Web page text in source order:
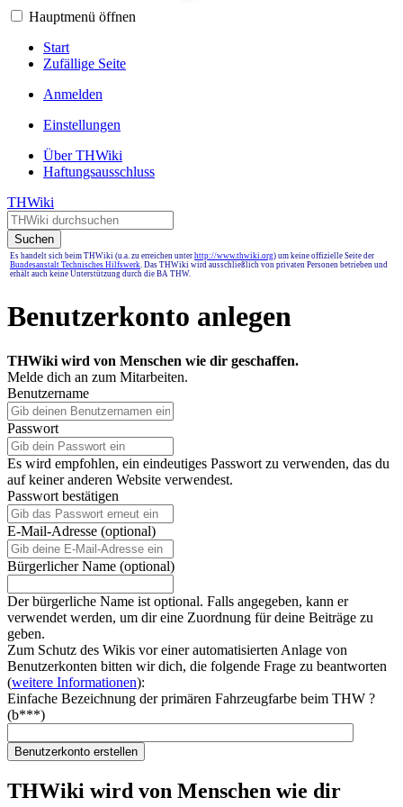
Hauptmenü öffnen
Start
Zufällige Seite
Anmelden
Einstellungen
Über THWiki
Haftungsausschluss
THWiki
Suchen
Es handelt sich beim THWiki (u.a. zu erreichen unter http://www.thwiki.org) um keine offizielle Seite der
Bundesanstalt Technisches Hilfswerk. Das THWiki wird ausschließlich von privaten Personen betrieben und
erhält auch keine Unterstützung durch die BA THW.
Benutzerkonto anlegen
THWiki wird von Menschen wie dir geschaffen.
Melde dich an zum Mitarbeiten.
Benutzername
Passwort
Es wird empfohlen, ein eindeutiges Passwort zu verwenden, das du
auf keiner anderen Website verwendest.
Passwort bestätigen
E-Mail-Adresse (optional)
Bürgerlicher Name (optional)
Der bürgerliche Name ist optional. Falls angegeben, kann er
verwendet werden, um dir eine Zuordnung für deine Beiträge zu
geben.
Zum Schutz des Wikis vor einer automatisierten Anlage von
Benutzerkonten bitten wir dich, die folgende Frage zu beantworten
(weitere Informationen):
Einfache Bezeichnung der primären Fahrzeugfarbe beim THW ?
(b***)
Benutzerkonto erstellen
THWiki wird von Menschen wie dir